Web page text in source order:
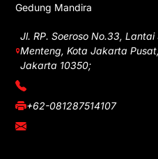
Gedung Mandira
Jl. RP. Soeroso No.33, Lantai
Menteng, Kota Jakarta
Jakarta 10350;
(021) 3908026
+62-081287514107
adm@iawnews.com